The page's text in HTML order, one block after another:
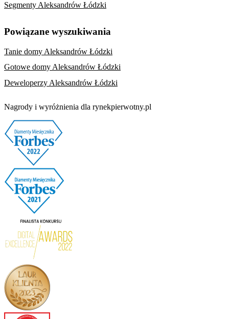
Segmenty Aleksandrów Łódzki
Powiązane wyszukiwania
Tanie domy Aleksandrów Łódzki
Gotowe domy Aleksandrów Łódzki
Deweloperzy Aleksandrów Łódzki
Nagrody i wyróżnienia dla rynekpierwotny.pl